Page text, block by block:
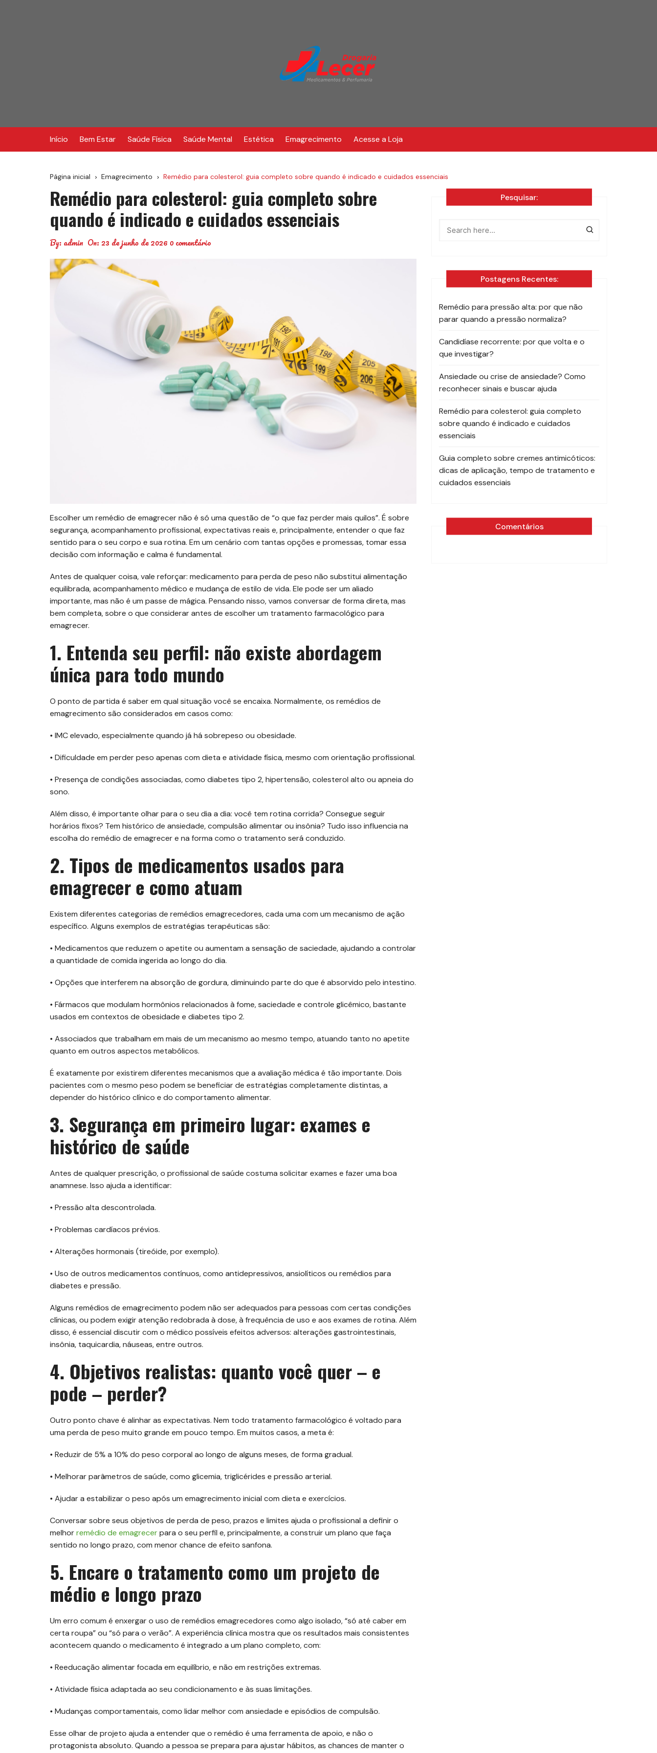
Início Bem Estar Saúde Física Saúde Mental Estética Emagrecimento Acesse a Loja
Página inicial Emagrecimento Remédio para colesterol: guia completo sobre quando é indicado e cuidados essenciais
Remédio para colesterol: guia completo sobre
quando é indicado e cuidados essenciais
By: admin On: 23 de junho de 20260 comentário
Escolher um remédio de emagrecer não é só uma questão de “o que faz perder mais quilos”. É sobre
segurança, acompanhamento profissional, expectativas reais e, principalmente, entender o que faz
sentido para o seu corpo e sua rotina. Em um cenário com tantas opções e promessas, tomar essa
decisão com informação e calma é fundamental.
Antes de qualquer coisa, vale reforçar: medicamento para perda de peso não substitui alimentação
equilibrada, acompanhamento médico e mudança de estilo de vida. Ele pode ser um aliado
importante, mas não é um passe de mágica. Pensando nisso, vamos conversar de forma direta, mas
bem completa, sobre o que considerar antes de escolher um tratamento farmacológico para
emagrecer.
1. Entenda seu perfil: não existe abordagem
única para todo mundo
O ponto de partida é saber em qual situação você se encaixa. Normalmente, os remédios de
emagrecimento são considerados em casos como:
• IMC elevado, especialmente quando já há sobrepeso ou obesidade.
• Dificuldade em perder peso apenas com dieta e atividade física, mesmo com orientação profissional.
• Presença de condições associadas, como diabetes tipo 2, hipertensão, colesterol alto ou apneia do
sono.
Além disso, é importante olhar para o seu dia a dia: você tem rotina corrida? Consegue seguir
horários fixos? Tem histórico de ansiedade, compulsão alimentar ou insônia? Tudo isso influencia na
escolha do remédio de emagrecer e na forma como o tratamento será conduzido.
2. Tipos de medicamentos usados para
emagrecer e como atuam
Existem diferentes categorias de remédios emagrecedores, cada uma com um mecanismo de ação
específico. Alguns exemplos de estratégias terapêuticas são:
• Medicamentos que reduzem o apetite ou aumentam a sensação de saciedade, ajudando a controlar
a quantidade de comida ingerida ao longo do dia.
• Opções que interferem na absorção de gordura, diminuindo parte do que é absorvido pelo intestino.
• Fármacos que modulam hormônios relacionados à fome, saciedade e controle glicêmico, bastante
usados em contextos de obesidade e diabetes tipo 2.
• Associados que trabalham em mais de um mecanismo ao mesmo tempo, atuando tanto no apetite
quanto em outros aspectos metabólicos.
É exatamente por existirem diferentes mecanismos que a avaliação médica é tão importante. Dois
pacientes com o mesmo peso podem se beneficiar de estratégias completamente distintas, a
depender do histórico clínico e do comportamento alimentar.
3. Segurança em primeiro lugar: exames e
histórico de saúde
Antes de qualquer prescrição, o profissional de saúde costuma solicitar exames e fazer uma boa
anamnese. Isso ajuda a identificar:
• Pressão alta descontrolada.
• Problemas cardíacos prévios.
• Alterações hormonais (tireóide, por exemplo).
• Uso de outros medicamentos contínuos, como antidepressivos, ansiolíticos ou remédios para
diabetes e pressão.
Alguns remédios de emagrecimento podem não ser adequados para pessoas com certas condições
clínicas, ou podem exigir atenção redobrada à dose, à frequência de uso e aos exames de rotina. Além
disso, é essencial discutir com o médico possíveis efeitos adversos: alterações gastrointestinais,
insônia, taquicardia, náuseas, entre outros.
4. Objetivos realistas: quanto você quer – e
pode – perder?
Outro ponto chave é alinhar as expectativas. Nem todo tratamento farmacológico é voltado para
uma perda de peso muito grande em pouco tempo. Em muitos casos, a meta é:
• Reduzir de 5% a 10% do peso corporal ao longo de alguns meses, de forma gradual.
• Melhorar parâmetros de saúde, como glicemia, triglicérides e pressão arterial.
• Ajudar a estabilizar o peso após um emagrecimento inicial com dieta e exercícios.
Conversar sobre seus objetivos de perda de peso, prazos e limites ajuda o profissional a definir o
melhorremédio de emagrecerpara o seu perfil e, principalmente, a construir um plano que faça
sentido no longo prazo, com menor chance de efeito sanfona.
5. Encare o tratamento como um projeto de
médio e longo prazo
Um erro comum é enxergar o uso de remédios emagrecedores como algo isolado, “só até caber em
certa roupa” ou “só para o verão”. A experiência clínica mostra que os resultados mais consistentes
acontecem quando o medicamento é integrado a um plano completo, com:
• Reeducação alimentar focada em equilíbrio, e não em restrições extremas.
• Atividade física adaptada ao seu condicionamento e às suas limitações.
• Mudanças comportamentais, como lidar melhor com ansiedade e episódios de compulsão.
Esse olhar de projeto ajuda a entender que o remédio é uma ferramenta de apoio, e não o
protagonista absoluto. Quando a pessoa se prepara para ajustar hábitos, as chances de manter o
Pesquisar:
Postagens Recentes:
Remédio para pressão alta: por que não
parar quando a pressão normaliza?
Candidíase recorrente: por que volta e o
que investigar?
Ansiedade ou crise de ansiedade? Como
reconhecer sinais e buscar ajuda
Remédio para colesterol: guia completo
sobre quando é indicado e cuidados
essenciais
Guia completo sobre cremes antimicóticos:
dicas de aplicação, tempo de tratamento e
cuidados essenciais
Comentários